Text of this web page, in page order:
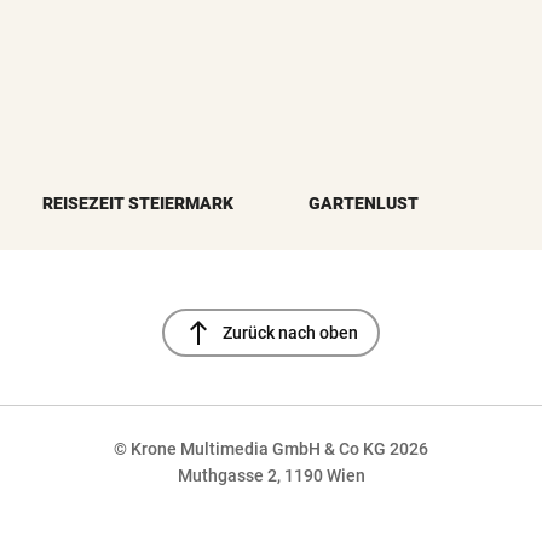
REISEZEIT STEIERMARK GARTENLUST
north Zurück nach oben
© Krone Multimedia GmbH & Co KG 2026
Muthgasse 2, 1190 Wien